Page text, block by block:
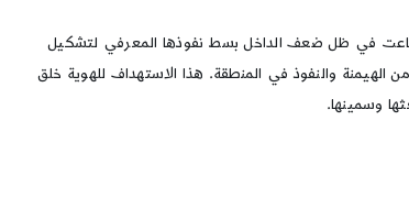
في ظل ضعف الداخل بسط نفوذها المعرفي لتشكيل
الهيمنة والنفوذ في المنطقة. هذا الاستهداف للهوية خلق
وسمينها.